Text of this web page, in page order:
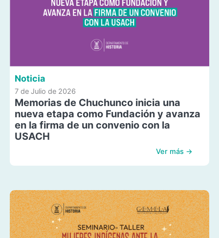
Noticia
7 de Julio de 2026
Memorias de Chuchunco inicia una
nueva etapa como Fundación y avanza
en la firma de un convenio con la
USACH
Ver más →